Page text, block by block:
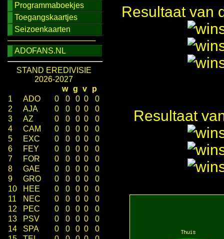
Programmaboekjes
Toegangskaartjes
Seizoenkaarten
────────────────
ADOFANS.NL
STAND EREDIVISIE
2026-2027
w g v
p
1
ADO 0 0 0 0
0
2
AJA 0 0 0 0
0
3
AZ 0 0 0 0
0
4
CAM 0 0 0 0
0
5
EXC 0 0 0 0
0
6
FEY 0 0 0 0
0
7
FOR 0 0 0 0
0
8
GAE 0 0 0 0
0
9
GRO 0 0 0 0
0
10
HEE 0 0 0 0
0
11
NEC 0 0 0 0
0
12
PEC 0 0 0 0
0
13
PSV 0 0 0 0
0
14
SPA 0 0 0 0
0
Resultaat van
Resultaat